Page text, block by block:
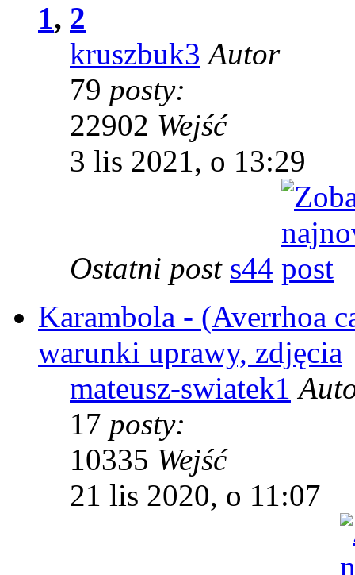
1, 2
kruszbuk3 Autor
79 posty:
22902 Wejść
3 lis 2021, o 13:29
Ostatni post s44
Karambola - (Averrhoa
warunki uprawy, zdjęcia
mateusz-swiatek1
17 posty:
10335 Wejść
21 lis 2020, o 11:07